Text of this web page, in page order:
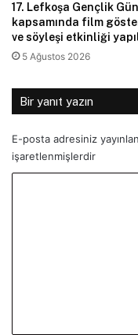
17. Lefkoşa Gençlik
kapsamında film
ve söyleşi etkinliği
5 Ağustos 2026
Bir yanıt yazın
E-posta adresiniz
işaretlenmişlerdir